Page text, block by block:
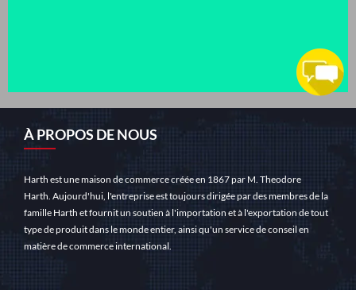
À PROPOS DE NOUS
Harth est une maison de commerce créée en 1867 par M. Theodore
Harth. Aujourd'hui, l'entreprise est toujours dirigée par des membres de la
famille Harth et fournit un soutien à l'importation et à l'exportation de tout
type de produit dans le monde entier, ainsi qu'un service de conseil en
matière de commerce international.